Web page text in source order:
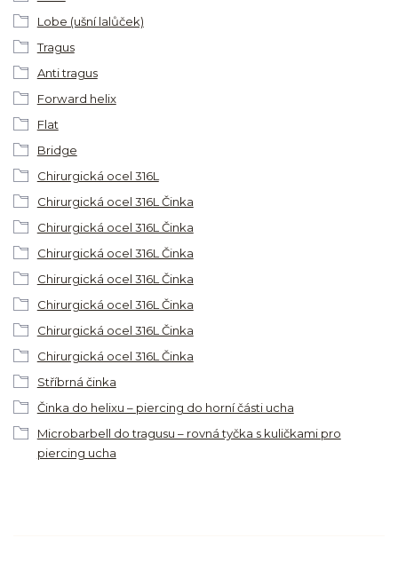
Lobe (ušní lalůček)
Tragus
Anti tragus
Forward helix
Flat
Bridge
Chirurgická ocel 316L
Chirurgická ocel 316L Činka
Chirurgická ocel 316L Činka
Chirurgická ocel 316L Činka
Chirurgická ocel 316L Činka
Chirurgická ocel 316L Činka
Chirurgická ocel 316L Činka
Chirurgická ocel 316L Činka
Stříbrná činka
Činka do helixu – piercing do horní části ucha
Microbarbell do tragusu – rovná tyčka s kuličkami pro
piercing ucha